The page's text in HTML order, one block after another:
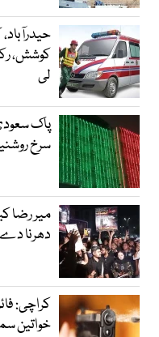
کوشش،
لی
پاک
سرخ
میر رضا
دھرنا دے
خواتین سمیت 4